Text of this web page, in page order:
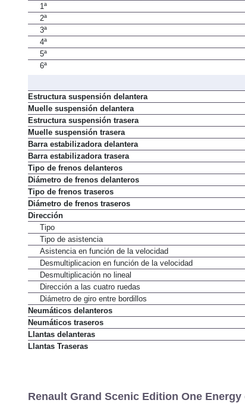
1ª
2ª
3ª
4ª
5ª
6ª
Estructura suspensión delantera
Muelle suspensión delantera
Estructura suspensión trasera
Muelle suspensión trasera
Barra estabilizadora delantera
Barra estabilizadora trasera
Tipo de frenos delanteros
Diámetro de frenos delanteros
Tipo de frenos traseros
Diámetro de frenos traseros
Dirección
Tipo
Tipo de asistencia
Asistencia en función de la velocidad
Desmultiplicacion en función de la velocidad
Desmultiplicación no lineal
Dirección a las cuatro ruedas
Diámetro de giro entre bordillos
Neumáticos delanteros
Neumáticos traseros
Llantas delanteras
Llantas Traseras
Renault Grand Scenic Edition One Energy